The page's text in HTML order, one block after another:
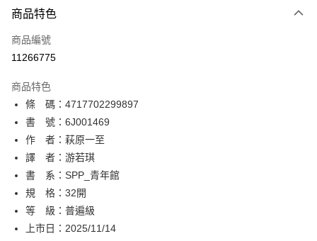
信用卡一次付款
超商取貨付款
相關說明
【關於「AFTEE先享後付」】
AFTEE先享後付是「在收到商品之後才付款」的支付方式。 讓您購物簡單
便利好安心！
１．簡單：不需註冊會員、不需綁卡、不需儲值。
２．便利：只要手機號碼，簡訊認證，即可結帳。
３．安心：先確認商品／服務後，再付款。
【「AFTEE先享後付」結帳流程】
１．於結帳方式選擇「AFTEE先享後付」後，將跳轉至「AFTEE先享後付」
結帳頁面，進行簡訊認證並確認金額後，即可完成結帳。
２．訂單成立數日內，您將收到繳費通知簡訊。
ATM付款
運送方式
全家取貨付款
每筆NT$80，滿NT$500(含以上)免運費
付款後全家取貨
商品特色
商品編號
11266775
商品特色
條 碼：4717702299897
書 號：6J001469
作 者：萩原一至
譯 者：游若琪
書 系：SPP_青年館
規 格：32開
等 級：普遍級
上市日：2025/11/14